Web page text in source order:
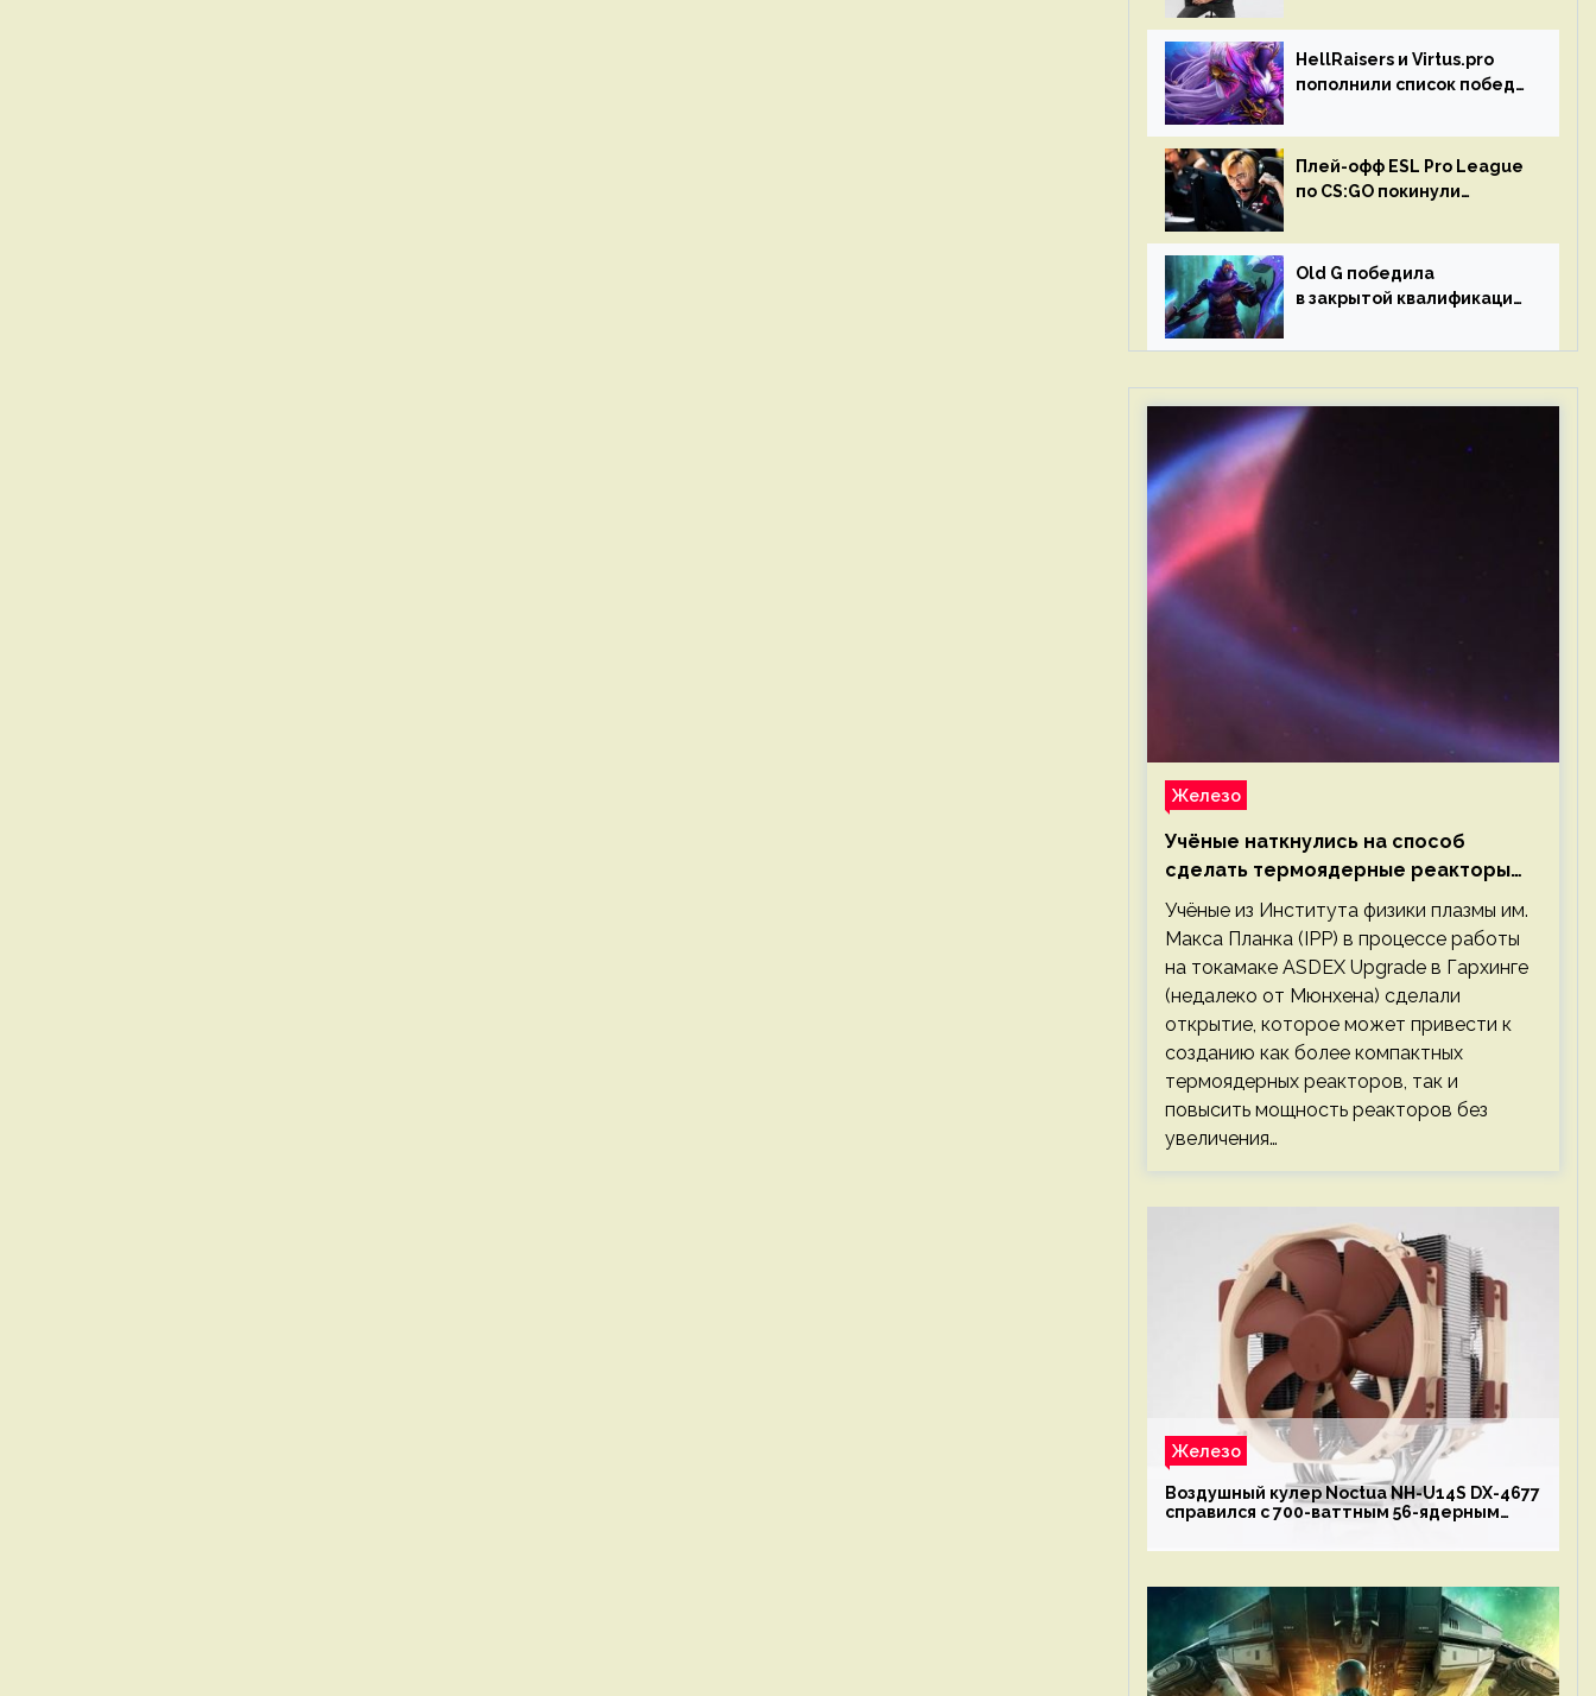
Circuit 2023
HellRaisers и Virtus.pro
пополнили список побед
Плей-офф ESL Pro League
по CS:GO покинули
Old G победила
в закрытой квалификации
Западной Европы
Железо
Учёные наткнулись на способ
сделать термоядерные реакторы
более компактными или мощными
Учёные из Института физики плазмы им.
Макса Планка (IPP) в процессе работы
на токамаке ASDEX Upgrade в Гархинге
(недалеко от Мюнхена) сделали
открытие, которое может привести к
созданию как более компактных
термоядерных реакторов, так и
повысить мощность реакторов без
увеличения…
Железо
Воздушный кулер Noctua NH-U14S DX-4677
справился с 700-ваттным 56-ядерным